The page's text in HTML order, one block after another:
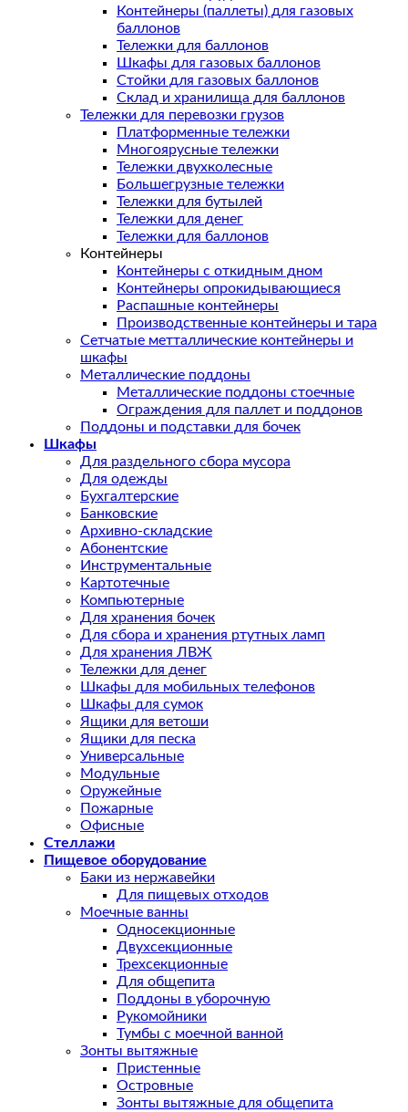
Контейнеры (паллеты) для газовых
баллонов
Тележки для баллонов
Шкафы для газовых баллонов
Стойки для газовых баллонов
Склад и хранилища для баллонов
Тележки для перевозки грузов
Платформенные тележки
Многоярусные тележки
Тележки двухколесные
Большегрузные тележки
Тележки для бутылей
Тележки для денег
Тележки для баллонов
Контейнеры
Контейнеры с откидным дном
Контейнеры опрокидывающиеся
Распашные контейнеры
Производственные контейнеры и тара
Сетчатые метталлические контейнеры и
шкафы
Металлические поддоны
Металлические поддоны стоечные
Ограждения для паллет и поддонов
Поддоны и подставки для бочек
Шкафы
Для раздельного сбора мусора
Для одежды
Бухгалтерские
Банковские
Архивно-складские
Абонентские
Инструментальные
Картотечные
Компьютерные
Для хранения бочек
Для сбора и хранения ртутных ламп
Для хранения ЛВЖ
Тележки для денег
Шкафы для мобильных телефонов
Шкафы для сумок
Ящики для ветоши
Ящики для песка
Универсальные
Модульные
Оружейные
Пожарные
Офисные
Стеллажи
Пищевое оборудование
Баки из нержавейки
Для пищевых отходов
Моечные ванны
Односекционные
Двухсекционные
Трехсекционные
Для общепита
Поддоны в уборочную
Рукомойники
Тумбы с моечной ванной
Зонты вытяжные
Пристенные
Островные
Зонты вытяжные для общепита